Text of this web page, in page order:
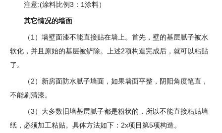
注意:(涂料比例3：1涂料）
其它情况的墙面
（1）墙壁面漆不能直接贴在墙上。首先，壁的基层腻子被水
软化，并且原始的基层被铲除。上述2项构造完成后，就可以粘贴
了。
（2）新房面防水腻子墙面，如果墙面平整，阴阳角度笔直，
不能刷清漆。
（3）大多数旧墙基层腻子都是粉状的，所以不能直接粘贴墙
纸，必须加工粘贴。具体方法如下：2x项目第5项构造。